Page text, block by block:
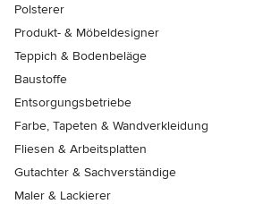
Polsterer
Produkt- & Möbeldesigner
Teppich & Bodenbeläge
Baustoffe
Entsorgungsbetriebe
Farbe, Tapeten & Wandverkleidung
Fliesen & Arbeitsplatten
Gutachter & Sachverständige
Maler & Lackierer